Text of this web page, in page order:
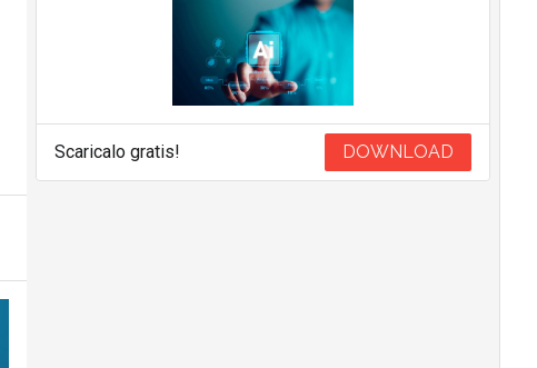
Scaricalo gratis! DOWNLOAD